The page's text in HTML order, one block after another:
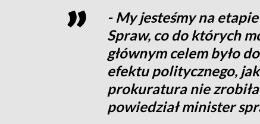
- My jesteśmy na
Spraw, co do których
głównym celem było
efektu politycznego,
prokuratura nie
powiedział minister